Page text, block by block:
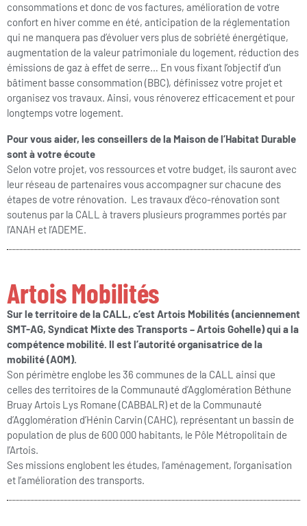
consommations et donc de vos factures, amélioration de votre
confort en hiver comme en été, anticipation de la réglementation
qui ne manquera pas d’évoluer vers plus de sobriété énergétique,
augmentation de la valeur patrimoniale du logement, réduction des
émissions de gaz à effet de serre… En vous fixant l’objectif d’un
bâtiment basse consommation (BBC), définissez votre projet et
organisez vos travaux. Ainsi, vous rénoverez efficacement et pour
longtemps votre logement.
Pour vous aider, les conseillers de la Maison de l’Habitat Durable
sont à votre écoute
Selon votre projet, vos ressources et votre budget, ils sauront avec
leur réseau de partenaires vous accompagner sur chacune des
étapes de votre rénovation. Les travaux d’éco-rénovation sont
soutenus par la CALL à travers plusieurs programmes portés par
l’ANAH et l’ADEME.
Artois Mobilités
Sur le territoire de la CALL, c’est Artois Mobilités (anciennement
SMT-AG, Syndicat Mixte des Transports – Artois Gohelle) qui a la
compétence mobilité. Il est l’autorité organisatrice de la
mobilité (AOM).
Son périmètre englobe les 36 communes de la CALL ainsi que
celles des territoires de la Communauté d’Agglomération Béthune
Bruay Artois Lys Romane (CABBALR) et de la Communauté
d’Agglomération d’Hénin Carvin (CAHC), représentant un bassin de
population de plus de 600 000 habitants, le Pôle Métropolitain de
l’Artois.
Ses missions englobent les études, l’aménagement, l’organisation
et l’amélioration des transports.